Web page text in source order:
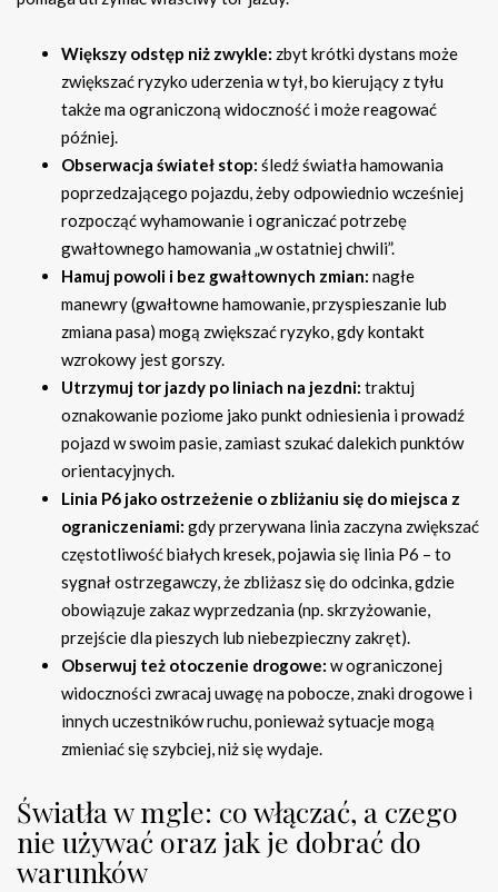
Większy odstęp niż zwykle: zbyt krótki dystans może
zwiększać ryzyko uderzenia w tył, bo kierujący z tyłu
także ma ograniczoną widoczność i może reagować
później.
Obserwacja świateł stop: śledź światła hamowania
poprzedzającego pojazdu, żeby odpowiednio wcześniej
rozpocząć wyhamowanie i ograniczać potrzebę
gwałtownego hamowania „w ostatniej chwili”.
Hamuj powoli i bez gwałtownych zmian: nagłe
manewry (gwałtowne hamowanie, przyspieszanie lub
zmiana pasa) mogą zwiększać ryzyko, gdy kontakt
wzrokowy jest gorszy.
Utrzymuj tor jazdy po liniach na jezdni: traktuj
oznakowanie poziome jako punkt odniesienia i prowadź
pojazd w swoim pasie, zamiast szukać dalekich punktów
orientacyjnych.
Linia P6 jako ostrzeżenie o zbliżaniu się do miejsca z
ograniczeniami: gdy przerywana linia zaczyna zwiększać
częstotliwość białych kresek, pojawia się linia P6 – to
sygnał ostrzegawczy, że zbliżasz się do odcinka, gdzie
obowiązuje zakaz wyprzedzania (np. skrzyżowanie,
przejście dla pieszych lub niebezpieczny zakręt).
Obserwuj też otoczenie drogowe: w ograniczonej
widoczności zwracaj uwagę na pobocze, znaki drogowe i
innych uczestników ruchu, ponieważ sytuacje mogą
zmieniać się szybciej, niż się wydaje.
Światła w mgle: co włączać, a czego
nie używać oraz jak je dobrać do
warunków